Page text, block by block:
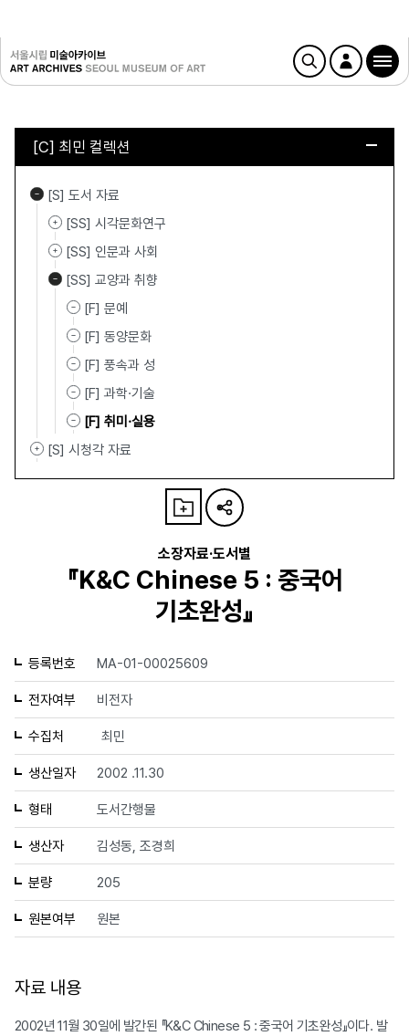
[C] 최민 컬렉션
[S] 도서 자료
[SS] 시각문화연구
[SS] 인문과 사회
[SS] 교양과 취향
[F] 문예
[F] 동양문화
[F] 풍속과 성
[F] 과학·기술
[F] 취미·실용
[S] 시청각 자료
소장자료·도서별
『K&C Chinese 5 : 중국어
기초완성』
등록번호 MA-01-00025609
전자여부 비전자
수집처 최민
생산일자 2002 .11.30
형태 도서간행물
생산자 김성동, 조경희
분량 205
원본여부 원본
자료 내용
2002년 11월 30일에 발간된 『K&C Chinese 5 : 중국어 기초완성』이다. 발